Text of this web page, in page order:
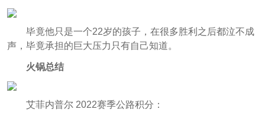
毕竟他只是一个22岁的孩子，在很多胜利之后都泣不成
声，毕竟承担的巨大压力只有自己知道。
火锅总结
艾菲内普尔 2022赛季公路积分：